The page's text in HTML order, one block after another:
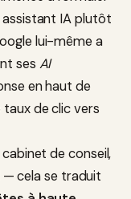
IA plutôt
lui-même a
ses AI
en haut de
de clic vers
de conseil,
— cela se traduit